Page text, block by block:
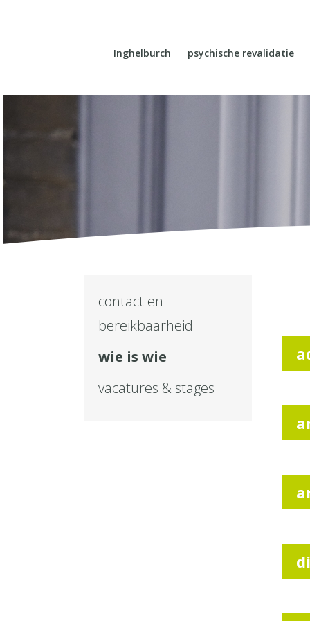
Inghelburch psychische revalidatie
contact en
bereikbaarheid
wie is wie
vacatures & stages